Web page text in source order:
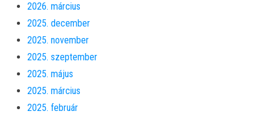
2026. március
2025. december
2025. november
2025. szeptember
2025. május
2025. március
2025. február